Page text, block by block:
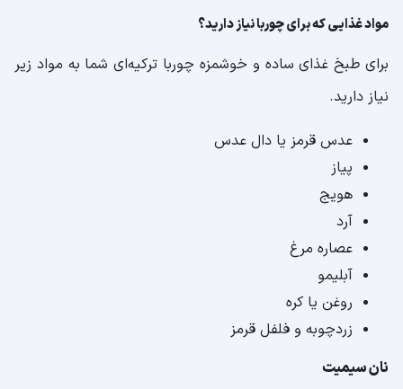
مواد غذایی که برای چوربا نیاز دارید؟
برای طبخ غذای ساده و خوشمزه چوربا ترکیه‌ای شما به مواد زیر
نیاز دارید.
عدس قرمز یا دال عدس
پیاز
هویج
آرد
عصاره مرغ
آبلیمو
روغن یا کره
زردچوبه و فلفل قرمز
نان سیمیت